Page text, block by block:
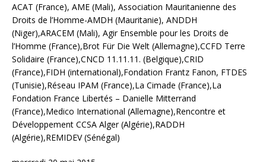
ACAT (France), AME (Mali), Association Mauritanienne des
Droits de l’Homme-AMDH (Mauritanie), ANDDH
(Niger),ARACEM (Mali), Agir Ensemble pour les Droits de
l’Homme (France),Brot Für Die Welt (Allemagne),CCFD Terre
Solidaire (France),CNCD 11.11.11. (Belgique),CRID
(France),FIDH (international),Fondation Frantz Fanon, FTDES
(Tunisie),Réseau IPAM (France),La Cimade (France),La
Fondation France Libertés – Danielle Mitterrand
(France),Medico International (Allemagne),Rencontre et
Développement CCSA Alger (Algérie),RADDH
(Algérie),REMIDEV (Sénégal)